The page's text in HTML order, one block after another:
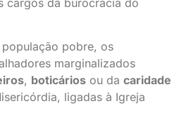
pobre, os
marginalizados
, boticários ou da caridade
ligadas à Igreja